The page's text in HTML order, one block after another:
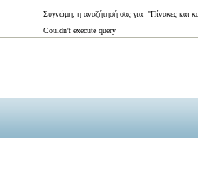
Συγνώμη, η αναζήτησή σας για: "Πίνακες και
Couldn't execute query